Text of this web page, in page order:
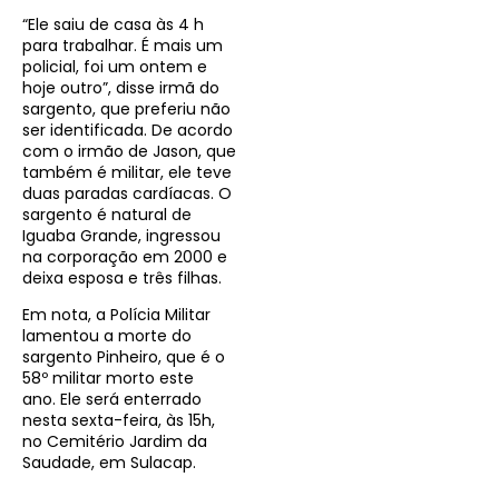
“Ele saiu de casa às 4 h
para trabalhar. É mais um
policial, foi um ontem e
hoje outro”, disse irmã do
sargento, que preferiu não
ser identificada. De acordo
com o irmão de Jason, que
também é militar, ele teve
duas paradas cardíacas. O
sargento é natural de
Iguaba Grande, ingressou
na corporação em 2000 e
deixa esposa e três filhas.
Em nota, a Polícia Militar
lamentou a morte do
sargento Pinheiro, que é o
58º militar morto este
ano. Ele será enterrado
nesta sexta-feira, às 15h,
no Cemitério Jardim da
Saudade, em Sulacap.